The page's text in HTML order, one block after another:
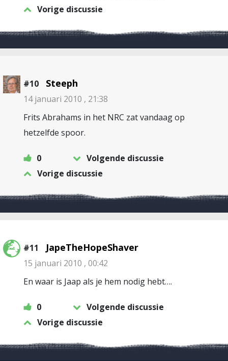
Vorige discussie
#10 Steeph
14 januari 2010 , 21:38
Frits Abrahams in het NRC zat vandaag op
hetzelfde spoor.
0
Volgende discussie
Vorige discussie
#11 JapeTheHopeShaver
15 januari 2010 , 00:42
En waar is Jaap als je hem nodig hebt….
0
Volgende discussie
Vorige discussie